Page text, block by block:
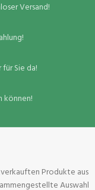
Versand!
Sie da!
können!
Produkte aus
Auswahl